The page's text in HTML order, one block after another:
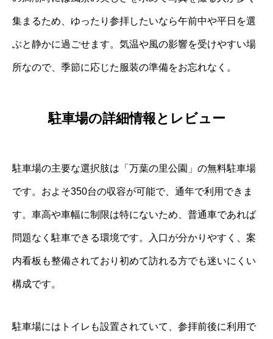
集まるため、ゆったり参拝したいなら午前中や平日を選
ぶと静かに過ごせます。気温や風の影響を受けやすい場
所なので、季節に応じた服装の準備をお忘れなく。
駐車場の詳細情報とレビュー
駐車場の主要な選択肢は「万葉の里公園」の無料駐車場
です。およそ350台の収容が可能で、通年で利用できま
す。車高や車幅に制限は特にないため、普通車であれば
問題なく駐車できる環境です。入口が分かりやすく、案
内看板も整備されており初めて訪れる方でも迷いにくい
構成です。
駐車場にはトイレも設置されていて、参拝前後に利用で